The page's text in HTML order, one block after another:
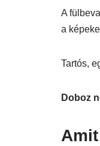
A
a
Tartós,
Doboz